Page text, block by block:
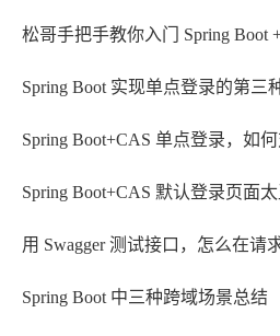
松哥手把手教你入门 Spring Boot
Spring Boot 实现单点登录的第三
Spring Boot+CAS 单点登录，如何
Spring Boot+CAS 默认登录页面
用 Swagger 测试接口，怎么在请
Spring Boot 中三种跨域场景总结